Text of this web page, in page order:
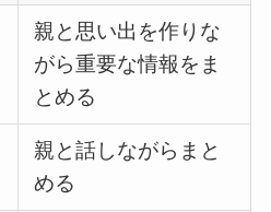
親と思い出を作りな
がら重要な情報をま
とめる
親と話しながらまと
める